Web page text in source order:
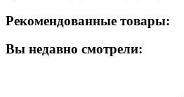
Рекомендованные товары:
Вы недавно смотрели: